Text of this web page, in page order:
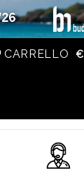
CARRELLO